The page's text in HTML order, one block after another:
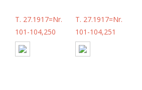
T. 27.1917=Nr.
101-104,250
T. 27.1917=Nr.
101-104,251